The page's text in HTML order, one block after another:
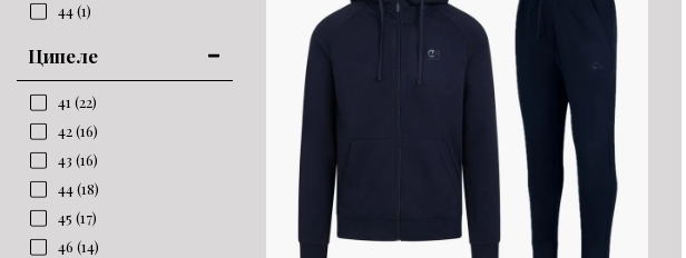
Ципеле
41 (22)
42(16)
43 (16)
44(18)
45 (17)
46 (14)
44(1)